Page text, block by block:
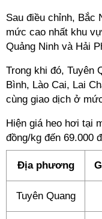
Sau điều chỉnh, Bắc
mức cao nhất khu
Quảng Ninh và Hải
Trong khi đó, Tuyên
Bình, Lào Cai, Lai
cùng giao dịch ở
Hiện giá heo hơi tại
đồng/kg đến 69.000
Địa phương
Tuyên Quang